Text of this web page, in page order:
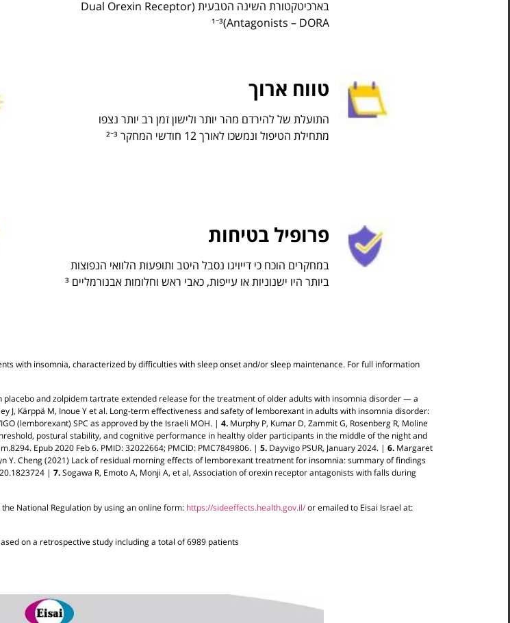
בארכיטקטורת השינה הטבעית (Dual Orexin Receptor
Antagonists – DORA)¹⁻³
טווח ארוך
התועלת של להירדם מהר יותר ולישון זמן רב יותר נצפו
מתחילת הטיפול ונמשכו לאורך 12 חודשי המחקר ²⁻³
פרופיל בטיחות
במחקרים הוכח כי דייויגו נסבל היטב ותופעות הלוואי הנפוצות
ביותר היו ישנוניות או עייפות, כאבי ראש וחלומות אבנורמליים ³
with insomnia, characterized by difficulties with sleep onset and/or sleep maintenance. For full information
placebo and zolpidem tartrate extended release for the treatment of older adults with insomnia disorder — a
J, Kärppä M, Inoue Y et al. Long-term effectiveness and safety of lemborexant in adults with insomnia disorder:
(lemborexant) SPC as approved by the Israeli MOH. | 4. Murphy P, Kumar D, Zammit G, Rosenberg R, Moline
postural stability, and cognitive performance in healthy older participants in the middle of the night and
Epub 2020 Feb 6. PMID: 32022664; PMCID: PMC7849806. | 5. Dayvigo PSUR, January 2024. | 6. Margaret
Y. Cheng (2021) Lack of residual morning effects of lemborexant treatment for insomnia: summary of findings
| 7.Sogawa R, Emoto A, Monji A, et al, Association of orexin receptorantagonists with falls during
National Regulation by using an online form: https://sideeffects.health.gov.il/or emailed to Eisai Israel at:
on a retrospective study including a total of 6989 patients